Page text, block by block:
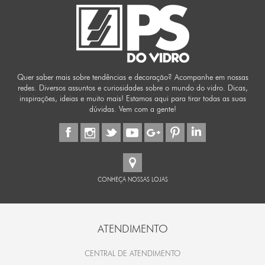
Quer saber mais sobre tendências e decoração? Acompanhe em nossas
redes. Diversos assuntos e curiosidades sobre o mundo do vidro. Dicas,
inspirações, ideias e muito mais! Estamos aqui para tirar todas as suas
dúvidas. Vem com a gente!
CONHEÇA NOSSAS LOJAS
ATENDIMENTO
CENTRAL DE ATENDIMENTO